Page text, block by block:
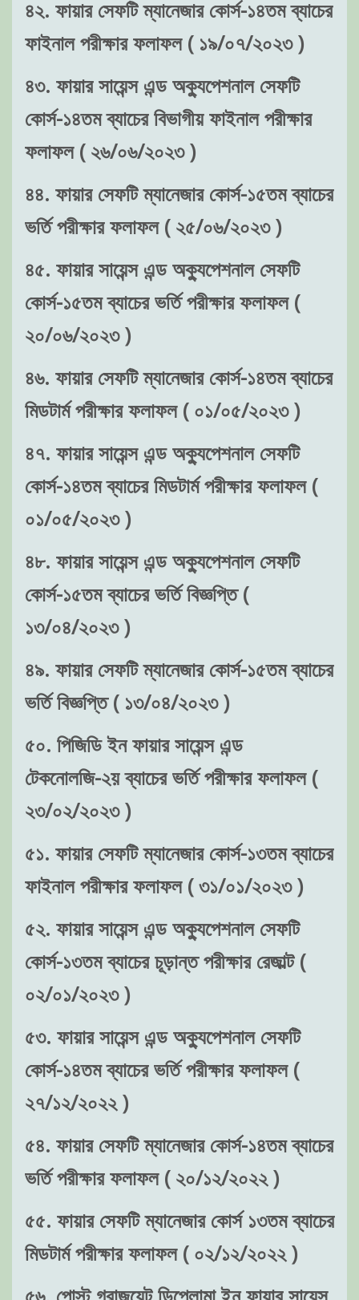
৪২. ফায়ার সেফটি ম্যানেজার কোর্স-১৪তম ব্যাচের
ফাইনাল পরীক্ষার ফলাফল ( ১৯/০৭/২০২৩ )
৪৩. ফায়ার সায়েন্স এন্ড অক্যুপেশনাল সেফটি
কোর্স-১৪তম ব্যাচের বিভাগীয় ফাইনাল পরীক্ষার
ফলাফল ( ২৬/০৬/২০২৩ )
৪৪. ফায়ার সেফটি ম্যানেজার কোর্স-১৫তম ব্যাচের
ভর্তি পরীক্ষার ফলাফল ( ২৫/০৬/২০২৩ )
৪৫. ফায়ার সায়েন্স এন্ড অক্যুপেশনাল সেফটি
কোর্স-১৫তম ব্যাচের ভর্তি পরীক্ষার ফলাফল (
২০/০৬/২০২৩ )
৪৬. ফায়ার সেফটি ম্যানেজার কোর্স-১৪তম ব্যাচের
মিডটার্ম পরীক্ষার ফলাফল ( ০১/০৫/২০২৩ )
৪৭. ফায়ার সায়েন্স এন্ড অক্যুপেশনাল সেফটি
কোর্স-১৪তম ব্যাচের মিডটার্ম পরীক্ষার ফলাফল (
০১/০৫/২০২৩ )
৪৮. ফায়ার সায়েন্স এন্ড অক্যুপেশনাল সেফটি
কোর্স-১৫তম ব্যাচের ভর্তি বিজ্ঞপ্তি (
১৩/০৪/২০২৩ )
৪৯. ফায়ার সেফটি ম্যানেজার কোর্স-১৫তম ব্যাচের
ভর্তি বিজ্ঞপ্তি ( ১৩/০৪/২০২৩ )
৫০. পিজিডি ইন ফায়ার সায়েন্স এন্ড
টেকনোলজি-২য় ব্যাচের ভর্তি পরীক্ষার ফলাফল (
২৩/০২/২০২৩ )
৫১. ফায়ার সেফটি ম্যানেজার কোর্স-১৩তম ব্যাচের
ফাইনাল পরীক্ষার ফলাফল ( ৩১/০১/২০২৩ )
৫২. ফায়ার সায়েন্স এন্ড অক্যুপেশনাল সেফটি
কোর্স-১৩তম ব্যাচের চূড়ান্ত পরীক্ষার রেজাল্ট (
০২/০১/২০২৩ )
৫৩. ফায়ার সায়েন্স এন্ড অক্যুপেশনাল সেফটি
কোর্স-১৪তম ব্যাচের ভর্তি পরীক্ষার ফলাফল (
২৭/১২/২০২২ )
৫৪. ফায়ার সেফটি ম্যানেজার কোর্স-১৪তম ব্যাচের
ভর্তি পরীক্ষার ফলাফল ( ২০/১২/২০২২ )
৫৫. ফায়ার সেফটি ম্যানেজার কোর্স ১৩তম ব্যাচের
মিডটার্ম পরীক্ষার ফলাফল ( ০২/১২/২০২২ )